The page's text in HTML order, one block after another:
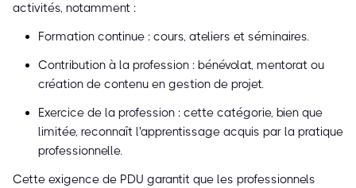
activités, notamment :
Formation continue : cours, ateliers et séminaires.
Contribution à la profession : bénévolat, mentorat ou
création de contenu en gestion de projet.
Exercice de la profession : cette catégorie, bien que
limitée, reconnaît l'apprentissage acquis par la pratique
professionnelle.
Cette exigence de PDU garantit que les professionnels